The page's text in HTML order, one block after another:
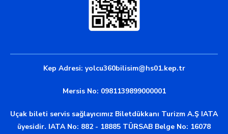
Kep Adresi: yolcu360bilisim@hs01.kep.tr
Mersis No: 0981139899000001
Uçak bileti servis sağlayıcımız Biletdükkanı Turizm A.Ş IATA
üyesidir. IATA No: 882 - 18885 TÜRSAB Belge No: 16078